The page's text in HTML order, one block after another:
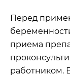
Перед
приема
работником.